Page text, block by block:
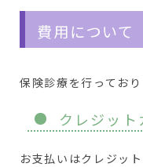
費用について
保険診療を行っており
クレジット
お支払いはクレジッ